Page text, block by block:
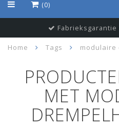
(0)
Home Tags modulaire
MET